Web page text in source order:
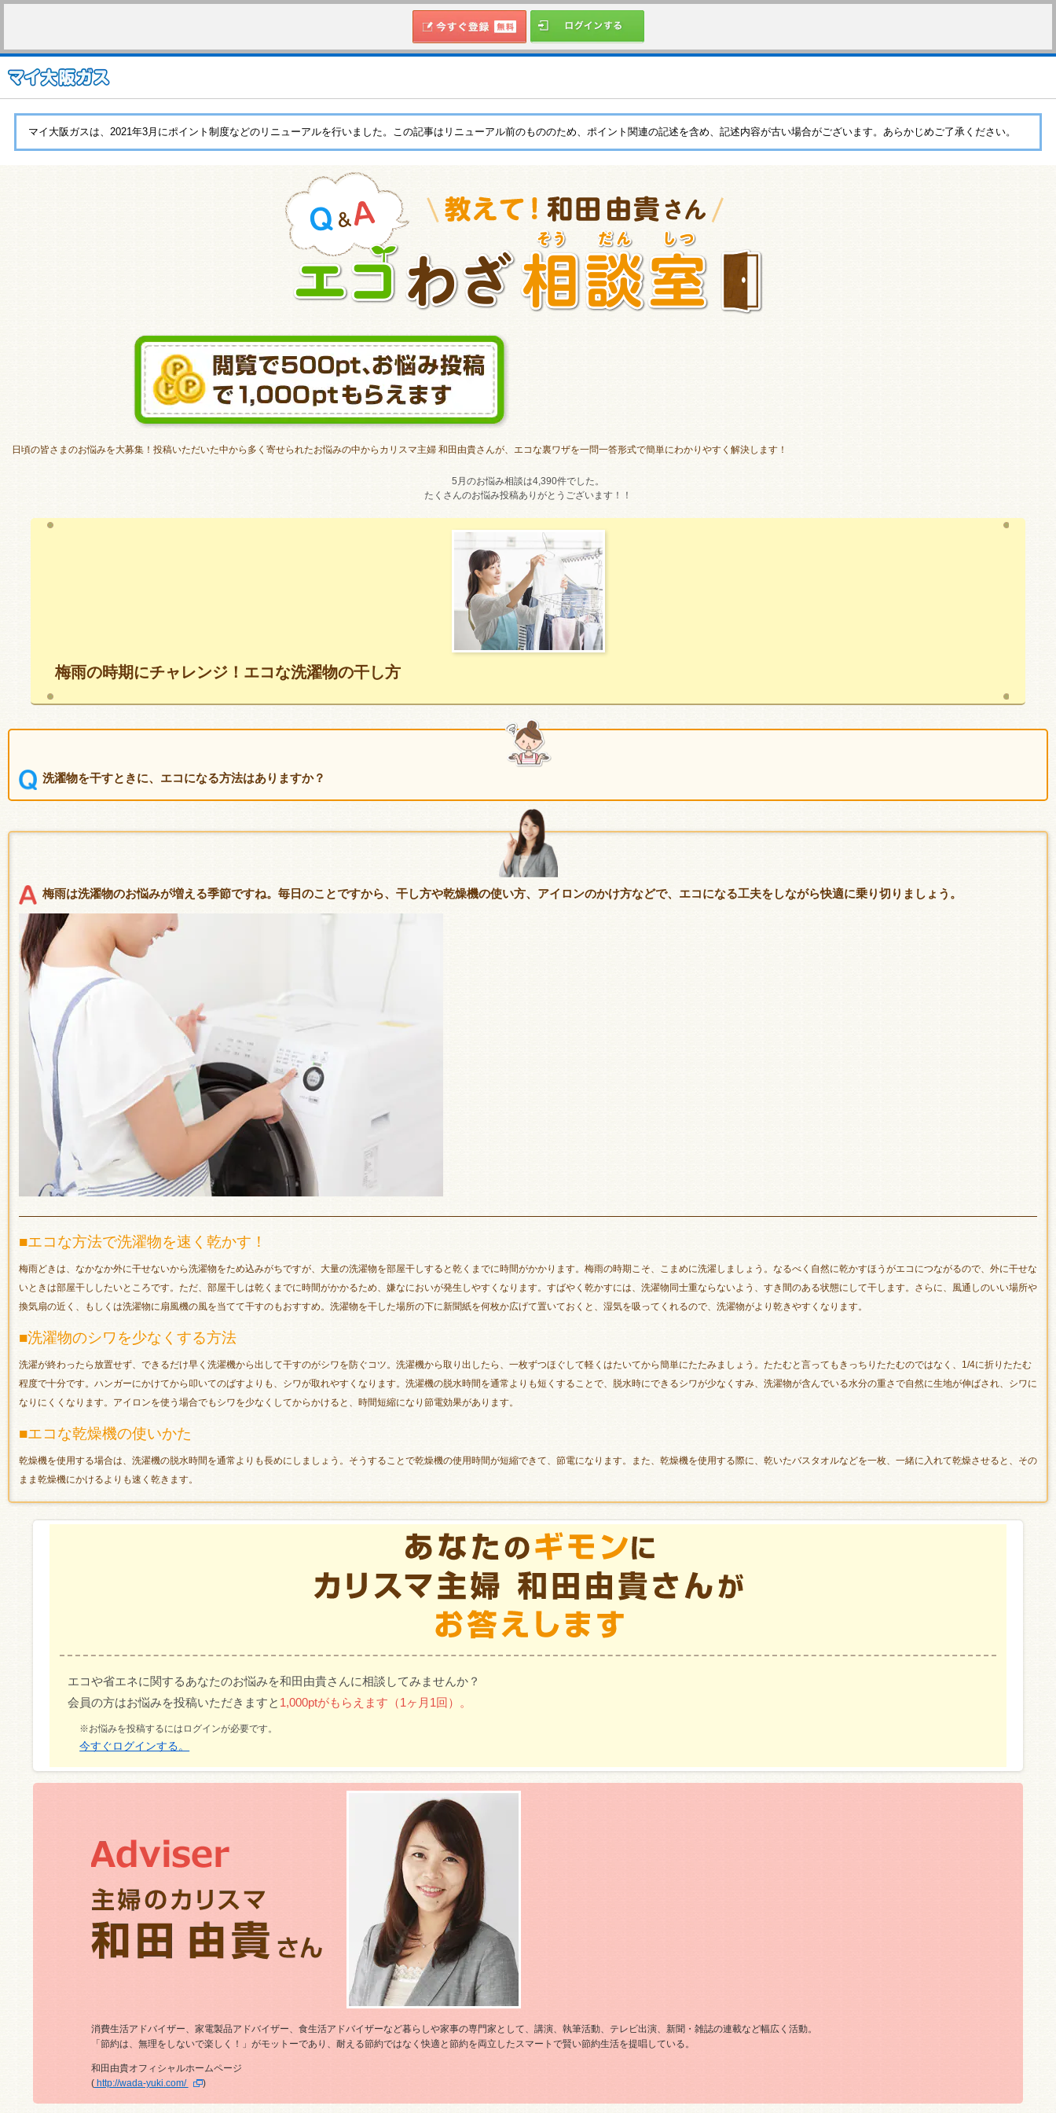
マイ大阪ガスは、2021年3月にポイント制度などのリニューアルを行いました。この記事はリニューアル前のもののため、ポイント関連の記述を含め、記述内容が古い場合がございます。あらかじめご了承ください。
日頃の皆さまのお悩みを大募集！投稿いただいた中から多く寄せられたお悩みの中からカリスマ主婦 和田由貴さんが、エコな裏ワザを一問一答形式で簡単にわかりやすく解決します！
5月のお悩み相談は4,390件でした。
たくさんのお悩み投稿ありがとうございます！！
梅雨の時期にチャレンジ！エコな洗濯物の干し方
洗濯物を干すときに、エコになる方法はありますか？
梅雨は洗濯物のお悩みが増える季節ですね。毎日のことですから、干し方や乾燥機の使い方、アイロンのかけ方などで、エコになる工夫をしながら快適に乗り切りましょう。
■エコな方法で洗濯物を速く乾かす！
梅雨どきは、なかなか外に干せないから洗濯物をため込みがちですが、大量の洗濯物を部屋干しすると乾くまでに時間がかかります。梅雨の時期こそ、こまめに洗濯しましょう。なるべく自然に乾かすほうがエコにつながるので、外に干せな
いときは部屋干ししたいところです。ただ、部屋干しは乾くまでに時間がかかるため、嫌なにおいが発生しやすくなります。すばやく乾かすには、洗濯物同士重ならないよう、すき間のある状態にして干します。さらに、風通しのいい場所や
換気扇の近く、もしくは洗濯物に扇風機の風を当てて干すのもおすすめ。洗濯物を干した場所の下に新聞紙を何枚か広げて置いておくと、湿気を吸ってくれるので、洗濯物がより乾きやすくなります。
■洗濯物のシワを少なくする方法
洗濯が終わったら放置せず、できるだけ早く洗濯機から出して干すのがシワを防ぐコツ。洗濯機から取り出したら、一枚ずつほぐして軽くはたいてから簡単にたたみましょう。たたむと言ってもきっちりたたむのではなく、1/4に折りたたむ
程度で十分です。ハンガーにかけてから叩いてのばすよりも、シワが取れやすくなります。洗濯機の脱水時間を通常よりも短くすることで、脱水時にできるシワが少なくすみ、洗濯物が含んでいる水分の重さで自然に生地が伸ばされ、シワに
なりにくくなります。アイロンを使う場合でもシワを少なくしてからかけると、時間短縮になり節電効果があります。
■エコな乾燥機の使いかた
乾燥機を使用する場合は、洗濯機の脱水時間を通常よりも長めにしましょう。そうすることで乾燥機の使用時間が短縮できて、節電になります。また、乾燥機を使用する際に、乾いたバスタオルなどを一枚、一緒に入れて乾燥させると、その
まま乾燥機にかけるよりも速く乾きます。
エコや省エネに関するあなたのお悩みを和田由貴さんに相談してみませんか？
会員の方はお悩みを投稿いただきますと 1,000ptがもらえます（1ヶ月1回）。
※お悩みを投稿するにはログインが必要です。
今すぐログインする。
消費生活アドバイザー、家電製品アドバイザー、食生活アドバイザーなど暮らしや家事の専門家として、講演、執筆活動、テレビ出演、新聞・雑誌の連載など幅広く活動。
「節約は、無理をしないで楽しく！」がモットーであり、耐える節約ではなく快適と節約を両立したスマートで賢い節約生活を提唱している。
和田由貴オフィシャルホームページ
(http://wada-yuki.com/ )